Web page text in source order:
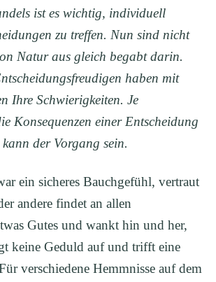
ist es wichtig, individuell
zu treffen. Nun sind nicht
Natur aus gleich begabt darin.
haben mit
Ihre Schwierigkeiten. Je
Konsequenzen einer Entscheidung
der Vorgang sein.
ein sicheres Bauchgefühl, vertraut
andere findet an allen
Gutes und wankt hin und her,
keine Geduld auf und trifft eine
verschiedene Hemmnisse auf dem